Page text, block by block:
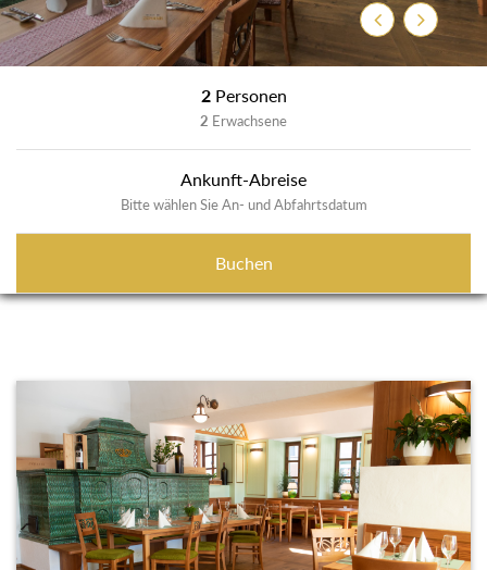
Previous
Next
2 Personen
2 Erwachsene
Ankunft-Abreise
Bitte wählen Sie An- und Abfahrtsdatum
Buchen